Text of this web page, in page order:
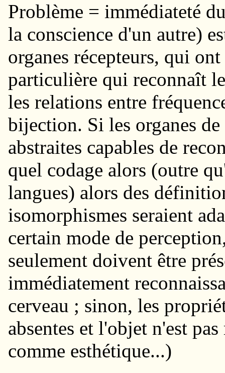
Problème = immédiateté
la conscience d'un autre)
organes récepteurs, qui
particulière qui reconnaît
les relations entre
bijection. Si les organes
abstraites capables de
quel codage alors (outre
langues) alors des
isomorphismes seraient
certain mode de
seulement doivent être
immédiatement
cerveau ; sinon, les
absentes et l'objet n'est
comme esthétique...)